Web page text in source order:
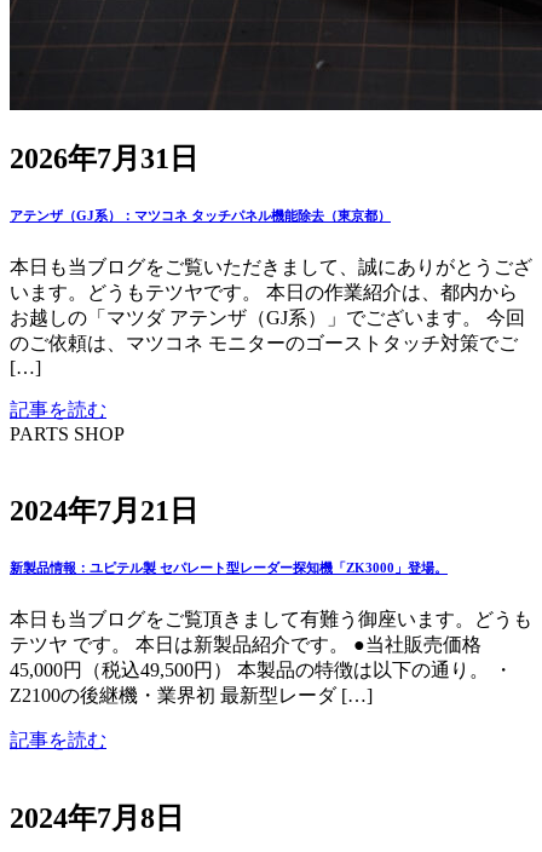
2026年7月31日
アテンザ（GJ系）：マツコネ タッチパネル機能除去（東京都）
本日も当ブログをご覧いただきまして、誠にありがとうござ
います。どうもテツヤです。 本日の作業紹介は、都内から
お越しの「マツダ アテンザ（GJ系）」でございます。 今回
のご依頼は、マツコネ モニターのゴーストタッチ対策でご
[…]
記事を読む
PARTS SHOP
2024年7月21日
新製品情報：ユピテル製 セパレート型レーダー探知機「ZK3000」登場。
本日も当ブログをご覧頂きまして有難う御座います。どうも
テツヤ です。 本日は新製品紹介です。 ●当社販売価格
45,000円（税込49,500円） 本製品の特徴は以下の通り。 ・
Z2100の後継機・業界初 最新型レーダ […]
記事を読む
2024年7月8日